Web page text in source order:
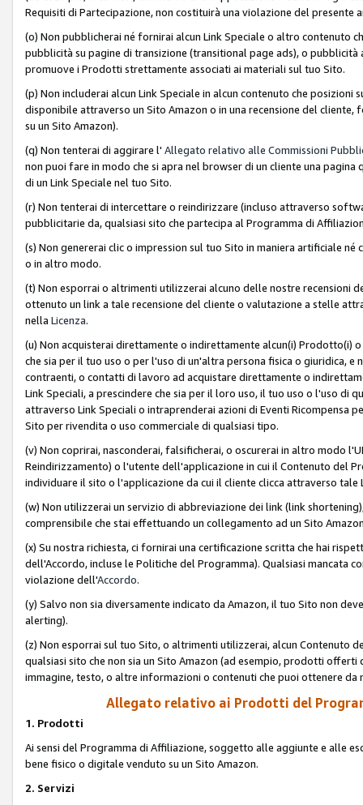
Requisiti di Partecipazione, non costituirà una violazione del presente
(o) Non pubblicherai né fornirai alcun Link Speciale o altro contenuto
pubblicità su pagine di transizione (transitional page ads), o
promuove i Prodotti strettamente associati ai materiali sul tuo Sito.
(p) Non includerai alcun Link Speciale in alcun contenuto che
disponibile attraverso un Sito Amazon o in una recensione del
su un Sito Amazon).
(q) Non tenterai di aggirare l' Allegato relativo alle Commissioni
non puoi fare in modo che si apra nel browser di un cliente una
di un Link Speciale nel tuo Sito.
(r) Non tenterai di intercettare o reindirizzare (incluso attraverso
pubblicitarie da, qualsiasi sito che partecipa al Programma di
(s) Non genererai clic o impression sul tuo Sito in maniera artificiale
o in altro modo.
(t) Non esporrai o altrimenti utilizzerai alcuno delle nostre recensioni
ottenuto un link a tale recensione del cliente o valutazione a stelle
nella Licenza.
(u) Non acquisterai direttamente o indirettamente alcun(i) Prodotto(i)
che sia per il tuo uso o per l'uso di un'altra persona fisica o giuridica,
contraenti, o contatti di lavoro ad acquistare direttamente o
Link Speciali, a prescindere che sia per il loro uso, il tuo uso o l'uso di
attraverso Link Speciali o intraprenderai azioni di Eventi
Sito per rivendita o uso commerciale di qualsiasi tipo.
(v) Non coprirai, nasconderai, falsificherai, o oscurerai in altro modo
Reindirizzamento) o l'utente dell'applicazione in cui il Contenuto del
individuare il sito o l'applicazione da cui il cliente clicca attraverso tale
(w) Non utilizzerai un servizio di abbreviazione dei link (link
comprensibile che stai effettuando un collegamento ad un Sito
(x) Su nostra richiesta, ci fornirai una certificazione scritta che hai
dell'Accordo, incluse le Politiche del Programma). Qualsiasi mancata
violazione dell'Accordo.
(y) Salvo non sia diversamente indicato da Amazon, il tuo Sito non
alerting).
(z) Non esporrai sul tuo Sito, o altrimenti utilizzerai, alcun Contenuto
qualsiasi sito che non sia un Sito Amazon (ad esempio, prodotti
immagine, testo, o altre informazioni o contenuti che puoi ottenere da
Allegato relativo ai Prodotti del
1. Prodotti
Ai sensi del Programma di Affiliazione, soggetto alle aggiunte e alle
bene fisico o digitale venduto su un Sito Amazon.
2. Servizi